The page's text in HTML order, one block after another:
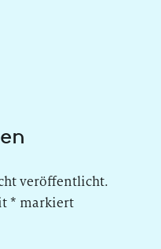
veröffentlicht.
* markiert